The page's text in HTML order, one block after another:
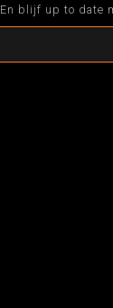
En blijf up to date